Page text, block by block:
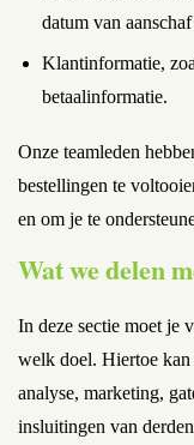
datum van
Klantinformatie,
betaalinformatie.
Onze teamleden
bestellingen te
en om je te
Wat we delen
In deze sectie moet je
welk doel. Hiertoe kan
analyse, marketing,
insluitingen van